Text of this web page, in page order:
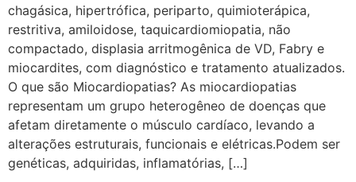
chagásica, hipertrófica, periparto, quimioterápica,
restritiva, amiloidose, taquicardiomiopatia, não
compactado, displasia arritmogênica de VD, Fabry e
miocardites, com diagnóstico e tratamento atualizados.
O que são Miocardiopatias? As miocardiopatias
representam um grupo heterogêneo de doenças que
afetam diretamente o músculo cardíaco, levando a
alterações estruturais, funcionais e elétricas.Podem ser
genéticas, adquiridas, inflamatórias, […]